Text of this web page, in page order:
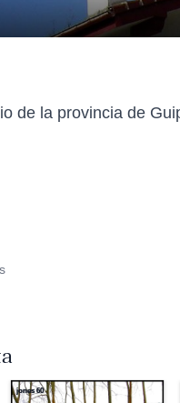
de la provincia de
jones 60